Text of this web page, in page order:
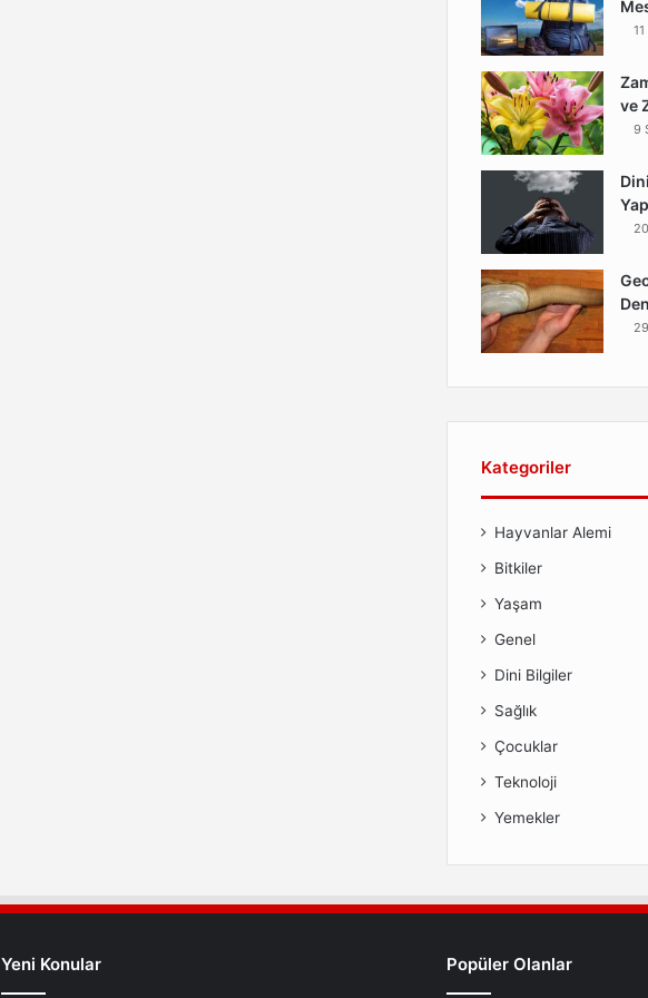
t
ve
9
Kategoriler
Hayvanlar Alemi
Bitkiler
Yaşam
Genel
Dini Bilgiler
Sağlık
Çocuklar
Teknoloji
Yemekler
Yeni Konular Popüler Olanlar